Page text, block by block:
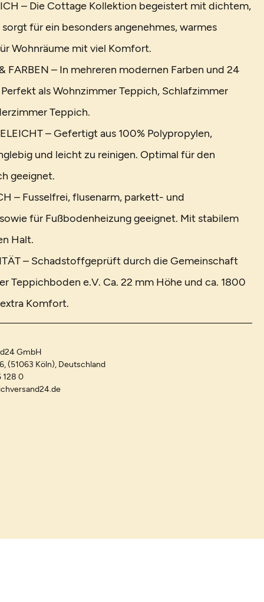
– Die Cottage Kollektion begeistert mit dichtem,
für ein besonders angenehmes, warmes
Wohnräume mit viel Komfort.
FARBEN – In mehreren modernen Farben und 24
als Wohnzimmer Teppich, Schlafzimmer
Teppich.
– Gefertigt aus 100% Polypropylen,
und leicht zu reinigen. Optimal für den
geeignet.
– Fusselfrei, flusenarm, parkett- und
für Fußbodenheizung geeignet. Mit stabilem
Halt.
– Schadstoffgeprüft durch die Gemeinschaft
Teppichboden e.V. Ca. 22 mm Höhe und ca. 1800
Komfort.
GmbH
(51063 Köln), Deutschland
128 0